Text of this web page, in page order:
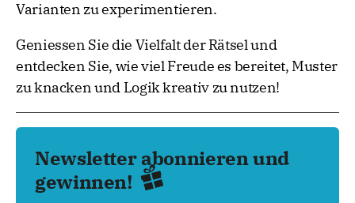
Varianten zu experimentieren.
Geniessen Sie die Vielfalt der Rätsel und
entdecken Sie, wie viel Freude es bereitet, Muster
zu knacken und Logik kreativ zu nutzen!
Newsletter abonnieren und
gewinnen!